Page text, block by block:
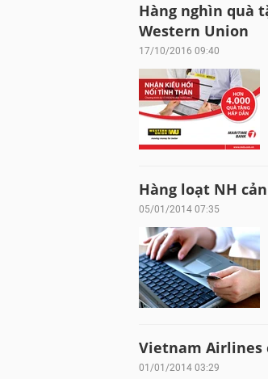
Hàng nghìn quà
Western Union
17/10/2016 09:40
Hàng loạt NH
05/01/2014 07:35
Vietnam Airlines
01/01/2014 03:29